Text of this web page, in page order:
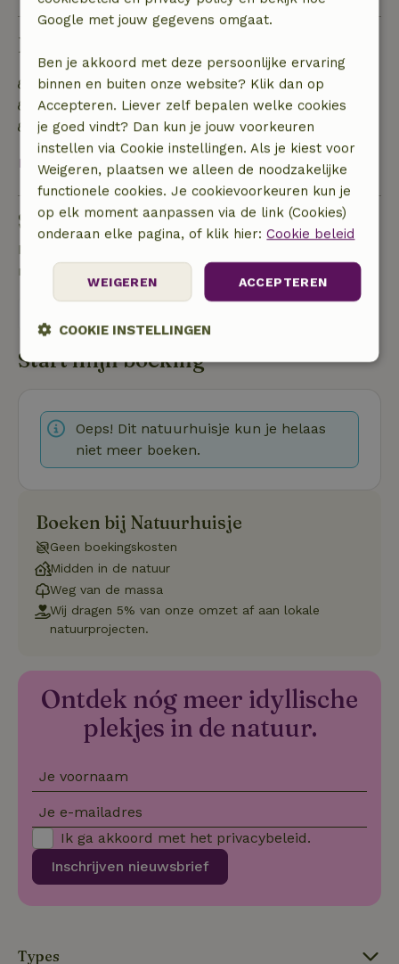
Duurzaamheid
Energie label: A
Natuurlijke isolatiematerialen
Gebouwd met natuurlijke bouwmaterialen
Bekijk alles
Stel een vraag
Neem contact op met de verhuurder van het
natuurhuisje
Start mijn boeking
Oeps! Dit natuurhuisje kun je helaas
niet meer boeken.
Boeken bij Natuurhuisje
Geen boekingskosten
Midden in de natuur
Weg van de massa
Wij dragen 5% van onze omzet af aan lokale
natuurprojecten.
Ontdek nóg meer idyllische
plekjes in de natuur.
Je voornaam
Je e-mailadres
Inschrijven nieuwsbrief
Ik ga akkoord met het privacybeleid.
Types
Google met jouw gegevens omgaat.
Ben je akkoord met deze persoonlijke ervaring
binnen en buiten onze website? Klik dan op
Accepteren. Liever zelf bepalen welke cookies
je goed vindt? Dan kun je jouw voorkeuren
instellen via Cookie instellingen. Als je kiest voor
Weigeren, plaatsen we alleen de noodzakelijke
functionele cookies. Je cookievoorkeuren kun je
op elk moment aanpassen via de link (Cookies)
onderaan elke pagina, of klik hier:Cookie beleid
ACCEPTEREN
WEIGEREN
COOKIE INSTELLINGEN
Strikt
Prestatie Targeting
Functioneel
Strikt noodzakelijke cookies maken de kernfunctionaliteiten
Naam
Aanbieder/
Domein
Vervaldatum
_tt_enable_cookie
CookieScript
.natuurhuisje.nl
service
Cookie-